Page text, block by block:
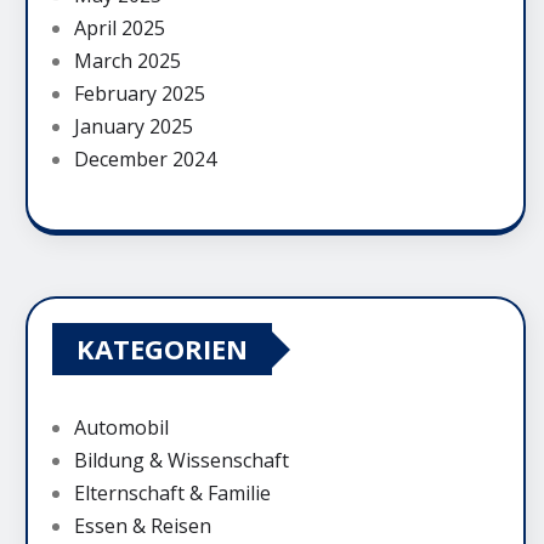
April 2025
March 2025
February 2025
January 2025
December 2024
KATEGORIEN
Automobil
Bildung & Wissenschaft
Elternschaft & Familie
Essen & Reisen